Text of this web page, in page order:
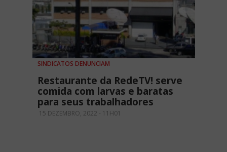
SINDICATOS DENUNCIAM
Restaurante da RedeTV! serve
comida com larvas e baratas
para seus trabalhadores
15 DEZEMBRO, 2022 - 11H01